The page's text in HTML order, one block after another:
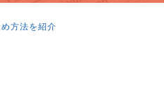
方法を紹介